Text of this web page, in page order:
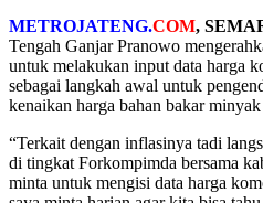
METROJATENG.COM,
Tengah Ganjar Pranowo
untuk melakukan input data harga
sebagai langkah awal untuk
kenaikan harga bahan bakar
“Terkait dengan inflasinya tadi
di tingkat Forkompimda bersama
minta untuk mengisi data harga